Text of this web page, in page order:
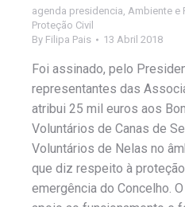
agenda presidencia Ambiente e
Proteção Civil
By Filipa Pais 13 Abril 2018
Foi assinado, pelo
representantes das
atribui 25 mil euros aos
Voluntários de Canas de
Voluntários de Nelas no
que diz respeito à
emergência do Concelho.